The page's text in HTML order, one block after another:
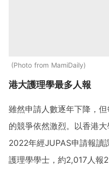
Photo from MamiDaily
港大護理學最多人報
雖然申請人數逐年下降，
的競爭依然激烈。以香港
2022年經JUPAS申請報讀
護理學學士，約2,017人報